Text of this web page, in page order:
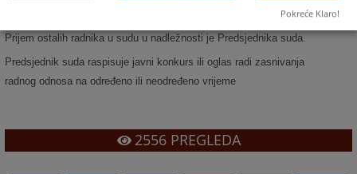
Prijem ostalih radnika u sudu u nadležnosti je Predsjednika suda.
Predsjednik suda raspisuje javni konkurs ili oglas radi zasnivanja
radnog odnosa na određeno ili neodređeno vrijeme
2556PREGLEDA
Pokreće Klaro!